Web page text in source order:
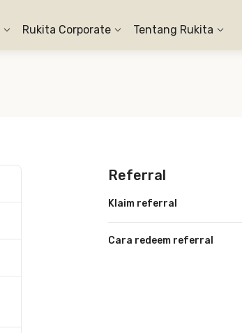
Rukita Corporate Tentang Rukita
Referral
Klaim referral
Cara redeem referral